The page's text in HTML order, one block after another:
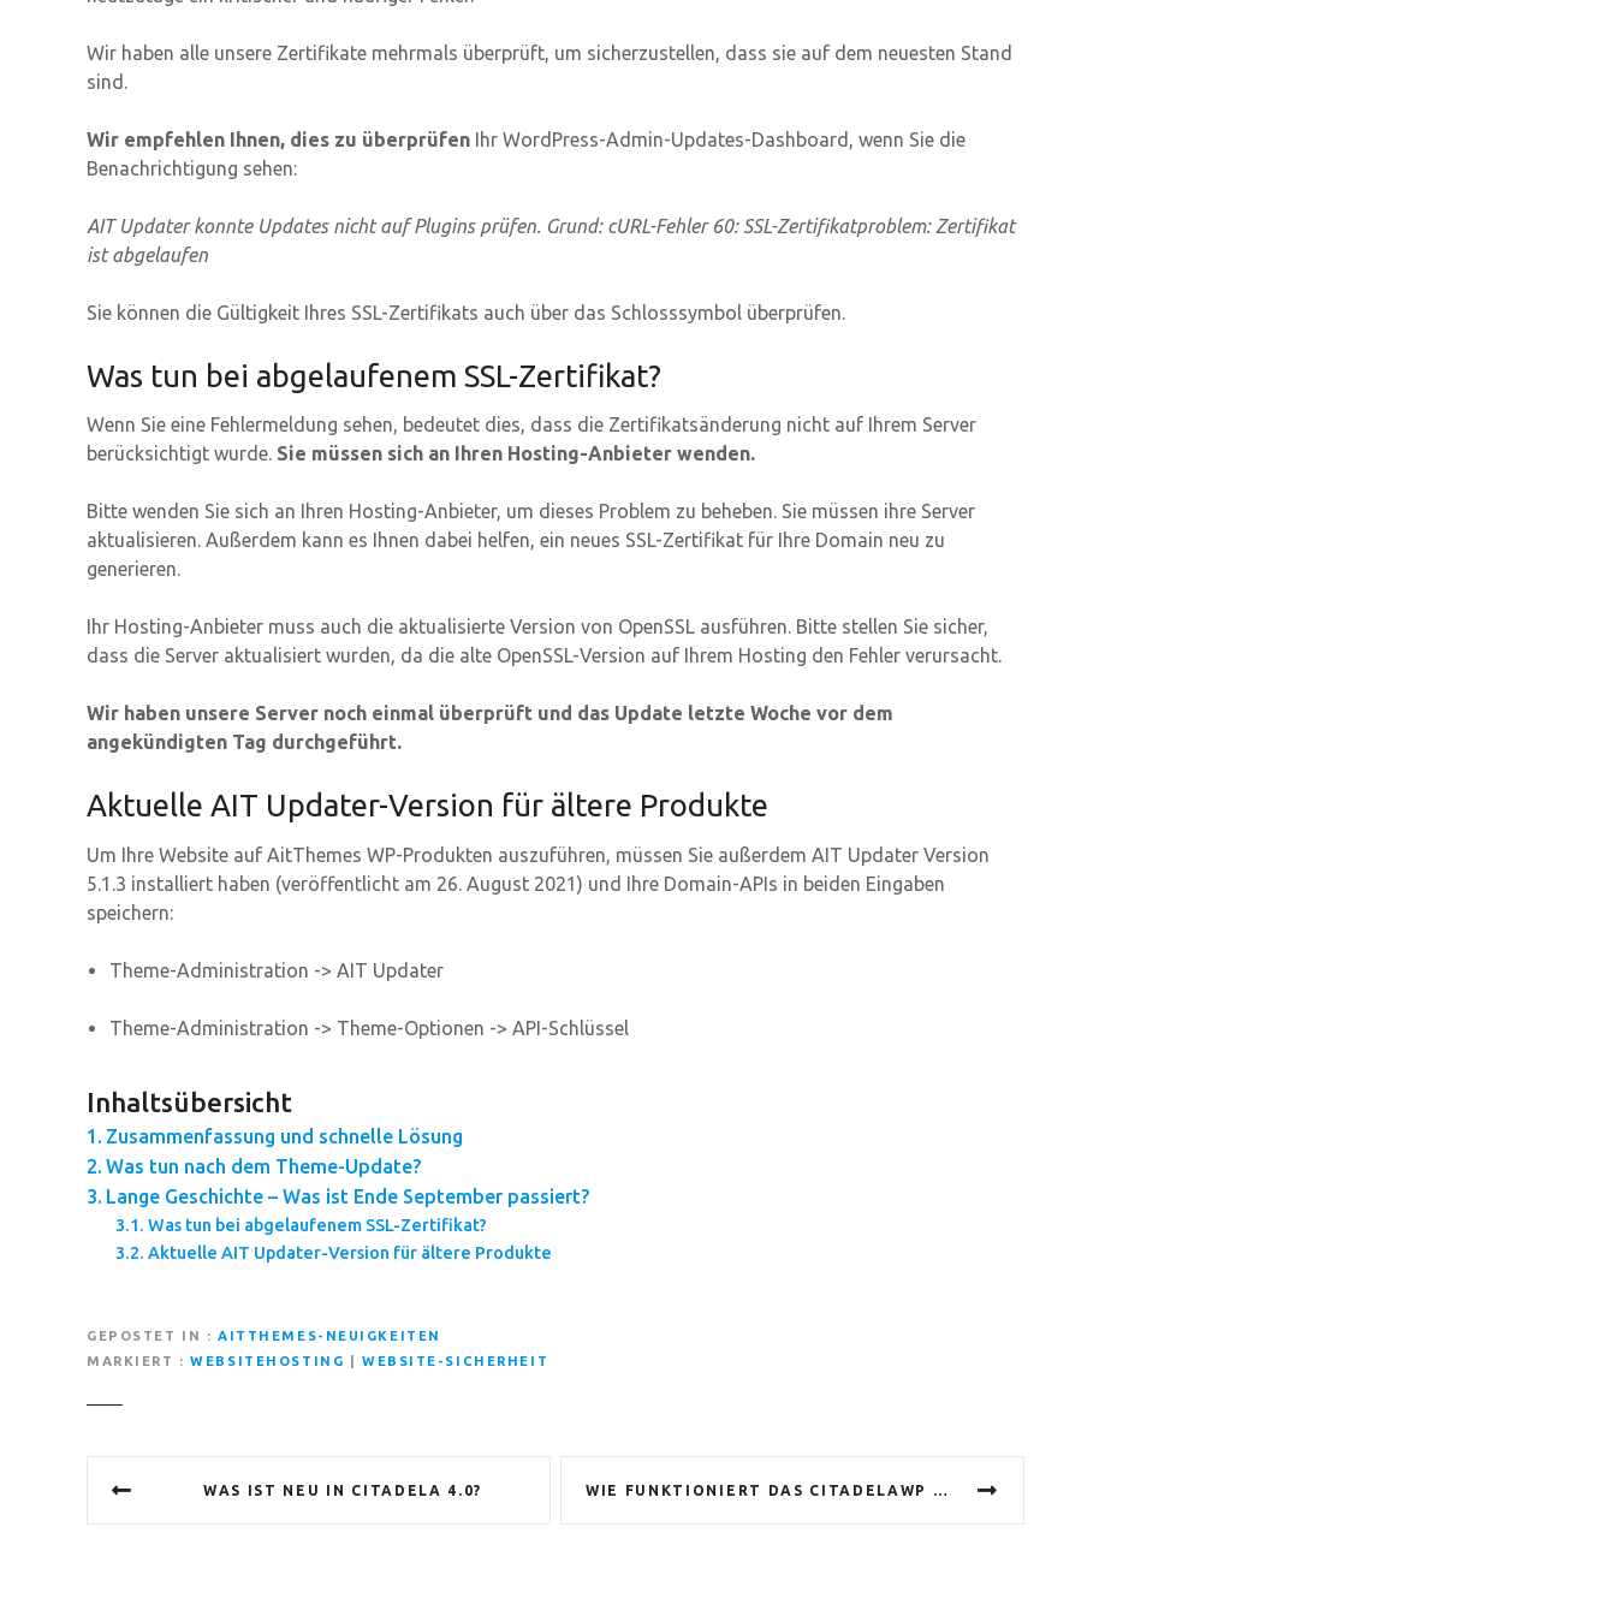
Wir haben alle unsere Zertifikate mehrmals überprüft, um sicherzustellen, dass sie auf dem neuesten Stand
sind.
Wir empfehlen Ihnen, dies zu überprüfen Ihr WordPress-Admin-Updates-Dashboard, wenn Sie die
Benachrichtigung sehen:
AIT Updater konnte Updates nicht auf Plugins prüfen. Grund: cURL-Fehler 60: SSL-Zertifikatproblem: Zertifikat
ist abgelaufen
Sie können die Gültigkeit Ihres SSL-Zertifikats auch über das Schlosssymbol überprüfen.
Was tun bei abgelaufenem SSL-Zertifikat?
Wenn Sie eine Fehlermeldung sehen, bedeutet dies, dass die Zertifikatsänderung nicht auf Ihrem Server
berücksichtigt wurde. Sie müssen sich an Ihren Hosting-Anbieter wenden.
Bitte wenden Sie sich an Ihren Hosting-Anbieter, um dieses Problem zu beheben. Sie müssen ihre Server
aktualisieren. Außerdem kann es Ihnen dabei helfen, ein neues SSL-Zertifikat für Ihre Domain neu zu
generieren.
Ihr Hosting-Anbieter muss auch die aktualisierte Version von OpenSSL ausführen. Bitte stellen Sie sicher,
dass die Server aktualisiert wurden, da die alte OpenSSL-Version auf Ihrem Hosting den Fehler verursacht.
Wir haben unsere Server noch einmal überprüft und das Update letzte Woche vor dem
angekündigten Tag durchgeführt.
Aktuelle AIT Updater-Version für ältere Produkte
Um Ihre Website auf AitThemes WP-Produkten auszuführen, müssen Sie außerdem AIT Updater Version
5.1.3 installiert haben (veröffentlicht am 26. August 2021) und Ihre Domain-APIs in beiden Eingaben
speichern:
Theme-Administration -> AIT Updater
Theme-Administration -> Theme-Optionen -> API-Schlüssel
Inhaltsübersicht
Zusammenfassung und schnelle Lösung
Was tun nach dem Theme-Update?
Lange Geschichte – Was ist Ende September passiert?
Was tun bei abgelaufenem SSL-Zertifikat?
Aktuelle AIT Updater-Version für ältere Produkte
GEPOSTET IN
AITTHEMES-NEUIGKEITEN
MARKIERT
WEBSITEHOSTING WEBSITE-SICHERHEIT
WAS IST NEU IN CITADELA 4.0? WIE FUNKTIONIERT DAS CITADELAWP LISTING-PLUGIN?